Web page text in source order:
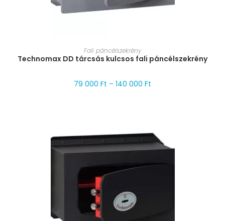
MÉRET VÁLASZTÁSA
Fali páncélszekrény
Technomax DD tárcsás kulcsos fali páncélszekrény
79 000 Ft – 140 000 Ft